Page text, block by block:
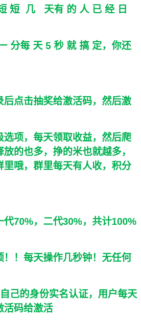
短 几 天有 的 人 已 经 日
分每 天 5 秒 就 搞 定，你还
点击抽奖给激活码，然后激
选项，每天领取收益，然后爬
的也多，挣的米也就越多，
里哦，群里每天有人收，积分
70%，二代30%，共计100%
！！每天操作几秒钟！无任何
己的身份实名认证，用户每天
活码给激活